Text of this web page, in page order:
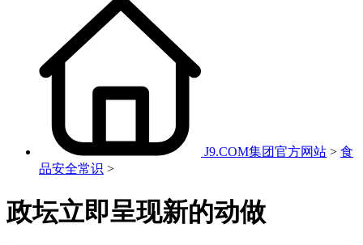
J9.COM集团官方网站 > 食
品安全常识 >
政坛立即呈现新的动做